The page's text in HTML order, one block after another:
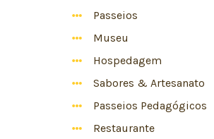
Passeios
Museu
Hospedagem
Sabores & Artesanato
Passeios Pedagógicos
Restaurante